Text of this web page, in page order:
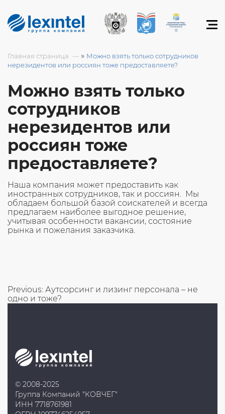
Главная страница » Можно взять только сотрудников
нерезидентов или россиян тоже предоставляете?
Можно взять только
сотрудников
нерезидентов или
россиян тоже
предоставляете?
Наша компания может предоставить как
иностранных сотрудников, так и россиян. Мы
обладаем большой базой соискателей и всегда
предлагаем наиболее выгодное решение,
учитывая особенности вакансии, состояние
рынка и пожелания заказчика.
Навигация
по
Previous: Аутсорсинг и лизинг персонала – не
одно и тоже?
© 2008-2025
Группа Компаний "КОВЧЕГ"
ИНН 7718761981